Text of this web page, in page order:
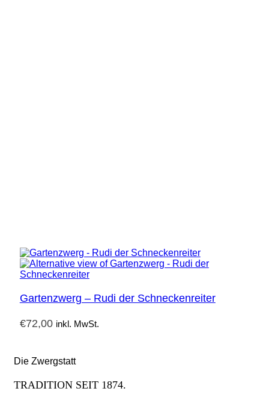
Gartenzwerg – Rudi der Schneckenreiter
€72,00 inkl. MwSt.
Die Zwergstatt
TRADITION SEIT 1874.